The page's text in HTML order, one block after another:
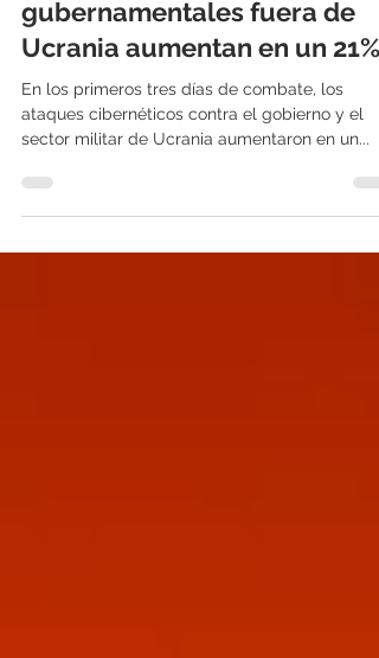
ataques a organizaciones
gubernamentales fuera de
Ucrania aumentan en un 21%
En los primeros tres días de combate, los
sector militar de Ucrania aumentaron en un...